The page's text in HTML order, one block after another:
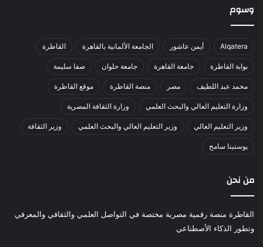
وسوم
Alqatera أيمن عاشور الجامعة الألمانية بالقاهرة القاطرة
بوابة القاطرة جامعة القاهرة جامعة حلوان صفا سليمة
محمد عبد اللطيف مصر منصة القاطرة موقع القاطرة
وزارة التعليم العالي والبحث العلمي وزارة الثقافة المصرية
وزير التعليم العالي وزير التعليم العالي والبحث العلمي وزير الثقافة
يوستينا سامح
من نحن
القاطرة منصة رقمية مصرية مختصة في التواصل العلمي والثقافي والمعرفي
وتطور الذكاء الأصطناعي